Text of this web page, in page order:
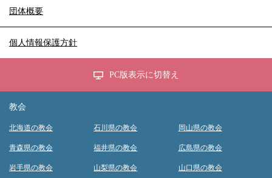
団体概要
個人情報保護方針
PC版表示に切替え
教会
北海道の教会
青森県の教会
岩手県の教会
石川県の教会
福井県の教会
山梨県の教会
岡山県の教会
広島県の教会
山口県の教会